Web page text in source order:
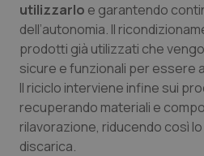
Toscana
Umbria
Valle D’Aosta
Veneto
Obesità
Oftalmologia
Oncodermatologia
Oncoematologia
utilizzarlo e garantendo
dell’autonomia. Il
prodotti già utilizzati che
sicure e funzionali per essere
Il riciclo interviene infine sui
recuperando materiali e
rilavorazione, riducendo così
discarica.